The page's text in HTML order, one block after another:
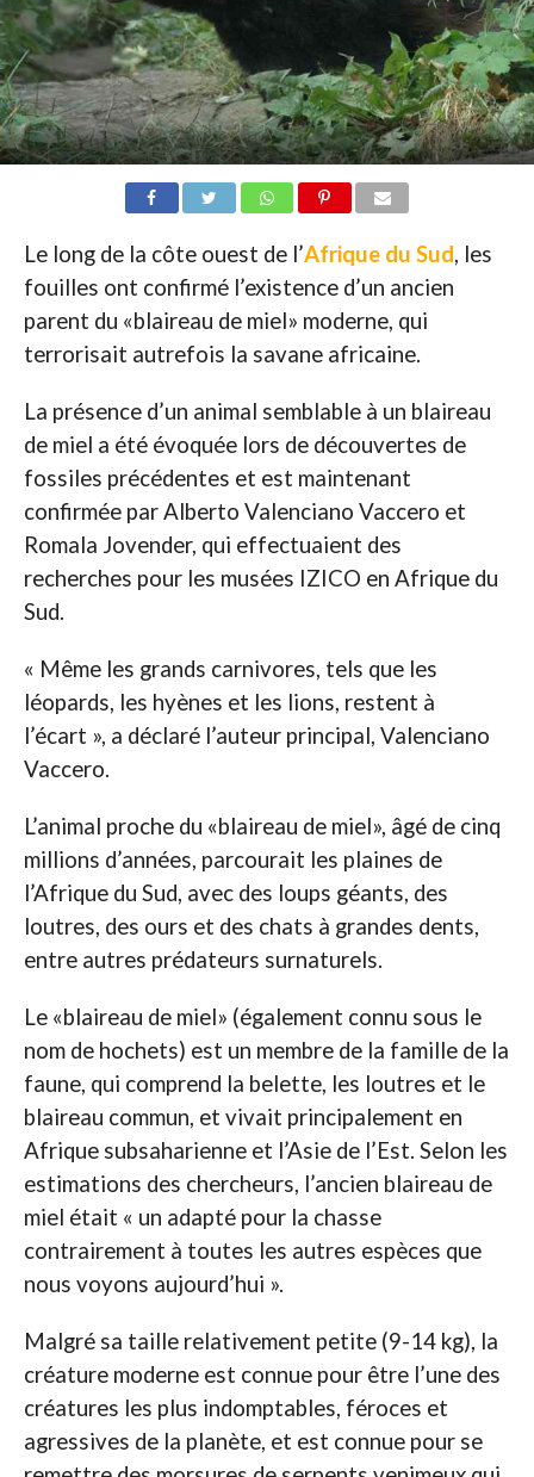
Le long de la côte ouest de l’Afrique du Sud, les
fouilles ont confirmé l’existence d’un ancien
parent du «blaireau de miel» moderne, qui
terrorisait autrefois la savane africaine.
La présence d’un animal semblable à un blaireau
de miel a été évoquée lors de découvertes de
fossiles précédentes et est maintenant
confirmée par Alberto Valenciano Vaccero et
Romala Jovender, qui effectuaient des
recherches pour les musées IZICO en Afrique du
Sud.
« Même les grands carnivores, tels que les
léopards, les hyènes et les lions, restent à
l’écart », a déclaré l’auteur principal, Valenciano
Vaccero.
L’animal proche du «blaireau de miel», âgé de cinq
millions d’années, parcourait les plaines de
l’Afrique du Sud, avec des loups géants, des
loutres, des ours et des chats à grandes dents,
entre autres prédateurs surnaturels.
Le «blaireau de miel» (également connu sous le
nom de hochets) est un membre de la famille de la
faune, qui comprend la belette, les loutres et le
blaireau commun, et vivait principalement en
Afrique subsaharienne et l’Asie de l’Est. Selon les
estimations des chercheurs, l’ancien blaireau de
miel était « un adapté pour la chasse
contrairement à toutes les autres espèces que
nous voyons aujourd’hui ».
Malgré sa taille relativement petite (9-14 kg), la
créature moderne est connue pour être l’une des
créatures les plus indomptables, féroces et
agressives de la planète, et est connue pour se